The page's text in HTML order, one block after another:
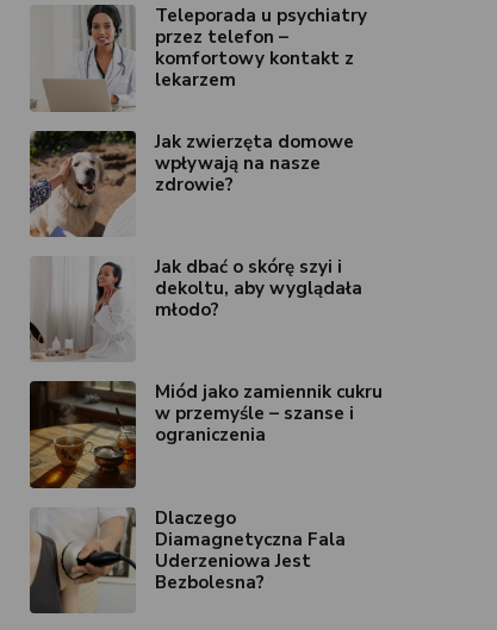
Teleporada u psychiatry
przez telefon –
komfortowy kontakt z
lekarzem
Jak zwierzęta domowe
wpływają na nasze
zdrowie?
Jak dbać o skórę szyi i
dekoltu, aby wyglądała
młodo?
Miód jako zamiennik cukru
w przemyśle – szanse i
ograniczenia
Dlaczego
Diamagnetyczna Fala
Uderzeniowa Jest
Bezbolesna?